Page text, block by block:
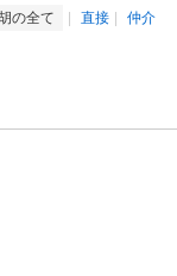
の全て 直接 仲介